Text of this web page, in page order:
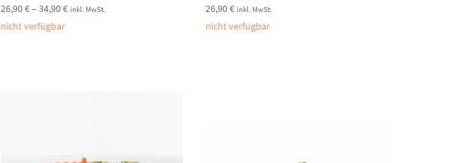
26,90€– 34,90€ inkl. MwSt.
nicht verfügbar
26,90€ inkl. MwSt.
nicht verfügbar